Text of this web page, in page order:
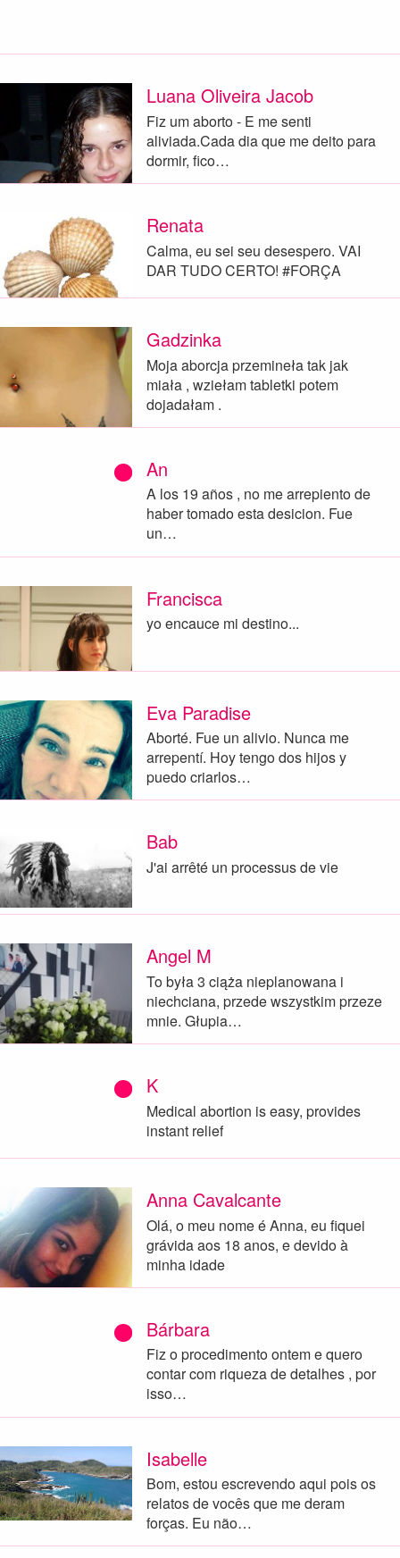
Luana Oliveira Jacob
Fiz um aborto - E me senti
aliviada.Cada dia que me deito para
dormir, fico…
Renata
Calma, eu sei seu desespero. VAI
DAR TUDO CERTO! #FORÇA
Gadzinka
Moja aborcja przemineła tak jak
miała , wziełam tabletki potem
dojadałam .
An
A los 19 años , no me arrepiento de
haber tomado esta desicion. Fue
un…
Francisca
yo encauce mi destino...
Eva Paradise
Aborté. Fue un alivio. Nunca me
arrepentí. Hoy tengo dos hijos y
puedo criarlos…
Bab
J'ai arrêté un processus de vie
Angel M
To była 3 ciąża nieplanowana i
niechciana, przede wszystkim przeze
mnie. Głupia…
K
Medical abortion is easy, provides
instant relief
Anna Cavalcante
Olá, o meu nome é Anna, eu fiquei
grávida aos 18 anos, e devido à
minha idade
Bárbara
Fiz o procedimento ontem e quero
contar com riqueza de detalhes , por
isso…
Isabelle
Bom, estou escrevendo aqui pois os
relatos de vocês que me deram
forças. Eu não…